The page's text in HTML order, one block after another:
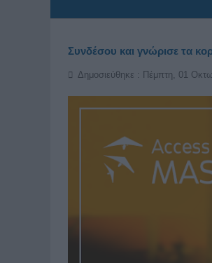
Συνδέσου και γνώρισε τα
Δημοσιεύθηκε : Πέμπτη, 01